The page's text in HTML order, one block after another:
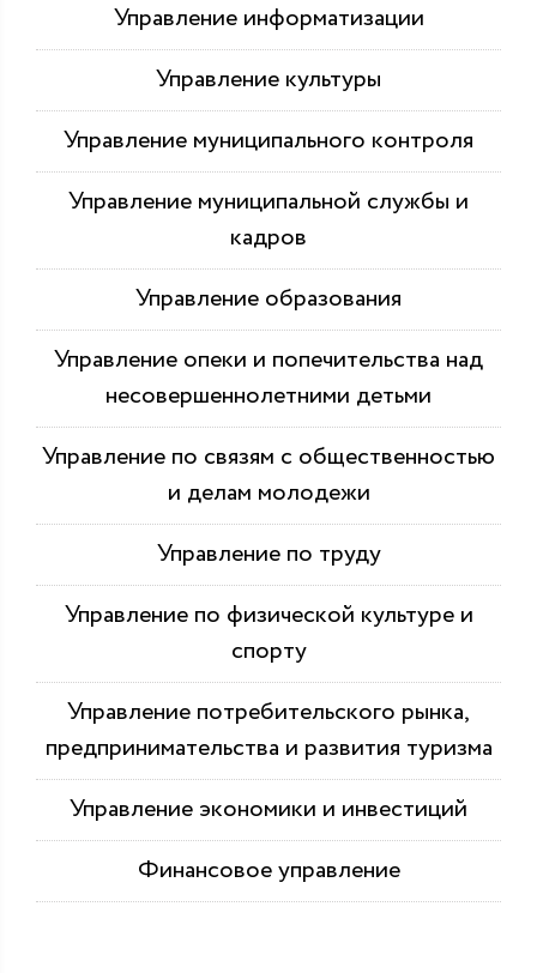
Управление информатизации
Управление культуры
Управление муниципального контроля
Управление муниципальной службы и
кадров
Управление образования
Управление опеки и попечительства над
несовершеннолетними детьми
Управление по связям с общественностью
и делам молодежи
Управление по труду
Управление по физической культуре и
спорту
Управление потребительского рынка,
предпринимательства и развития туризма
Управление экономики и инвестиций
Финансовое управление